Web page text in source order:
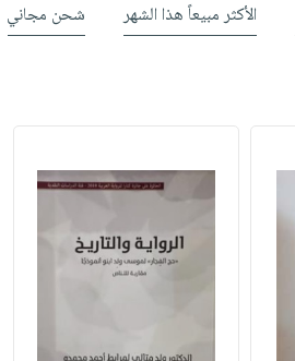
الأكثر مبيعاً هذا الشهر شحن مجاني